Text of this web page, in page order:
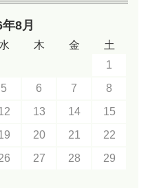
8月
水 木 金
土
1
5 6 7
8
13 14
15
20 21
22
27 28
29